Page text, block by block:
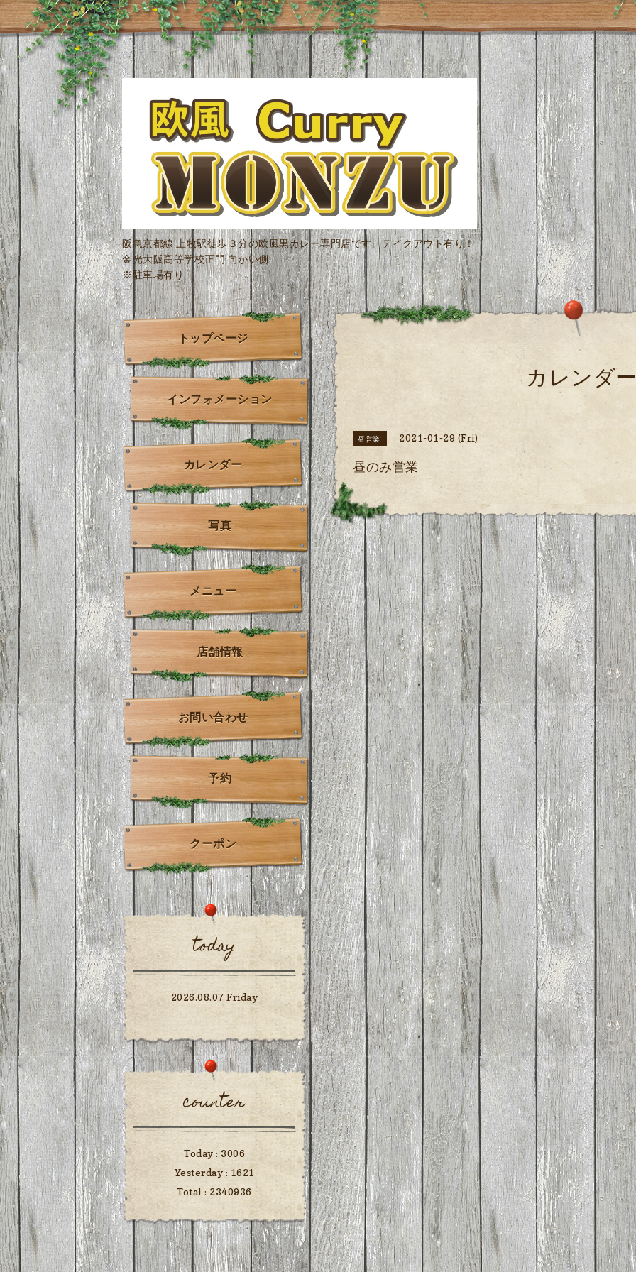
阪急京都線 上牧駅徒歩３分の欧風黒カレー専門店です。テイクアウト有り！
金光大阪高等学校正門 向かい側
※駐車場有り
カレンダ
昼営業 2021-01-29 (Fri)
昼のみ営業
トップページ
インフォメーション
カレンダー
写真
メニュー
店舗情報
お問い合わせ
予約
クーポン
today
2026.08.07 Friday
counter
Today : 3006
Yesterday : 1621
Total : 2340936